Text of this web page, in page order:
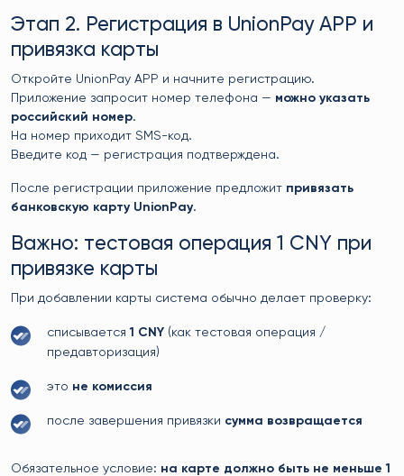
Этап 2. Регистрация в UnionPay APP и
привязка карты
Откройте UnionPay APP и начните регистрацию.
Приложение запросит номер телефона — можно указать
российский номер.
На номер приходит SMS-код.
Введите код — регистрация подтверждена.
После регистрации приложение предложит привязать
банковскую карту UnionPay.
Важно: тестовая операция 1 CNY при
привязке карты
При добавлении карты система обычно делает проверку:
списывается1 CNY (как тестовая операция /
предавторизация)
это не комиссия
после завершения привязки сумма возвращается
Обязательное условие: на карте должно быть не меньше 1